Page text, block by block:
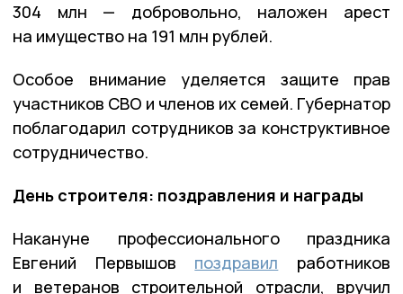
304 млн — добровольно, наложен арест
на имущество на 191 млн рублей.
Особое внимание уделяется защите прав
участников СВО и членов их семей. Губернатор
поблагодарил сотрудников за конструктивное
сотрудничество.
День строителя: поздравления и награды
Накануне профессионального праздника
Евгений Первышов поздравил работников
и ветеранов строительной отрасли, вручил